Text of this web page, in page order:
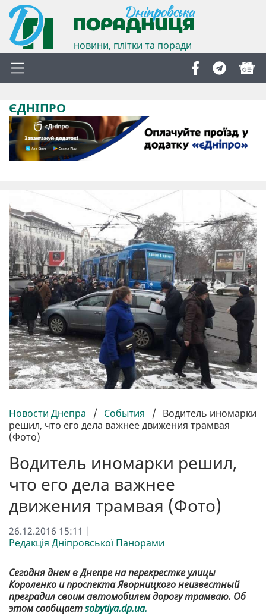
новини, плітки та поради
ЄДНІПРО
Новости Днепра / События / Водитель иномарки
решил, что его дела важнее движения трамвая
(Фото)
Водитель иномарки решил,
что его дела важнее
движения трамвая (Фото)
26.12.2016 15:11 |
Редакція Дніпровської Панорами
Сегодня днем в Днепре на перекрестке улицы
Короленко и проспекта Яворницкого неизвестный
преградил своим автомобилем дорогу трамваю. Об
этом сообщаетsobytiya.dp.ua.